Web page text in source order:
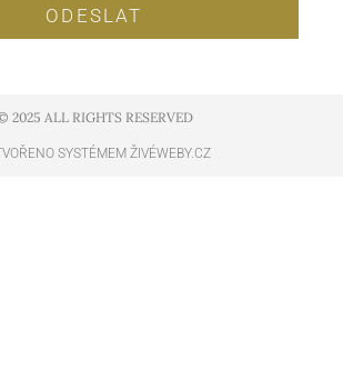
ODESLAT
2025 ALL RIGHTS RESERVED​
SYSTÉMEM ŽIVÉWEBY.CZ